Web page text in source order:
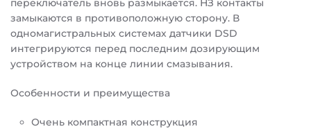
переключатель вновь размыкается. НЗ контакты
замыкаются в противоположную сторону. В
одномагистральных системах датчики DSD
интегрируются перед последним дозирующим
устройством на конце линии смазывания.
Особенности и преимущества
Очень компактная конструкция